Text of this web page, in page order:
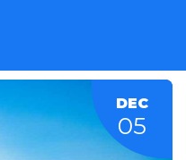
DEC
05